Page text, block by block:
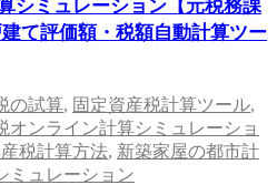
シミュレーション【元税務課
て評価額・税額自動計算ツー
の試算, 固定資産税計算ツール,
オンライン計算シミュレーショ
税計算方法, 新築家屋の都市計
ミュレーション